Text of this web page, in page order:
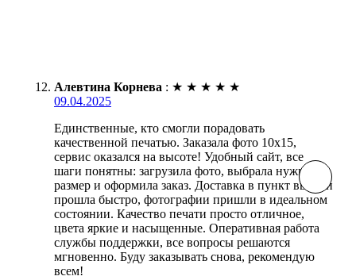
Алевтина Корнева : ★ ★ ★ ★ ★
09.04.2025
Единственные, кто смогли порадовать
качественной печатью. Заказала фото 10х15,
сервис оказался на высоте! Удобный сайт, все
шаги понятны: загрузила фото, выбрала нужный
размер и оформила заказ. Доставка в пункт выдачи
прошла быстро, фотографии пришли в идеальном
состоянии. Качество печати просто отличное,
цвета яркие и насыщенные. Оперативная работа
службы поддержки, все вопросы решаются
мгновенно. Буду заказывать снова, рекомендую
всем!